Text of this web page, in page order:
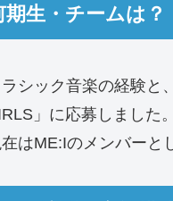
生・チームは？
シック音楽の経験と
」に応募しまし
はME:Iのメンバーと